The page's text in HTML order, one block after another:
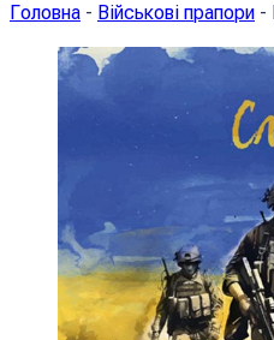
Головна - Військові прапори -